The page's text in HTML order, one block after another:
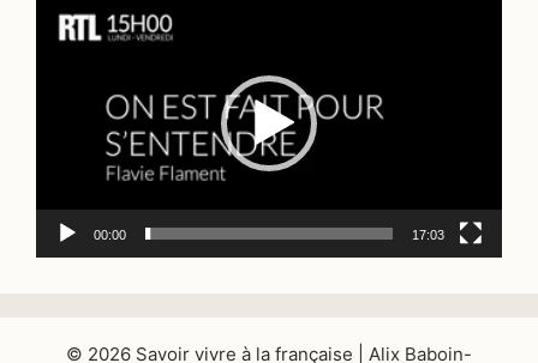
vidéo
00:00 17:03
© 2026 Savoir vivre à la française | Alix Baboin-